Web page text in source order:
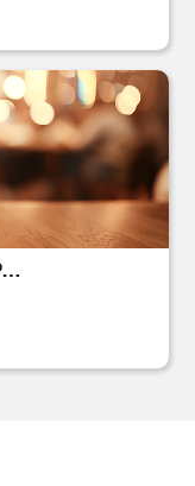
VINCENT, CUISINIER DE CAMPAGNE